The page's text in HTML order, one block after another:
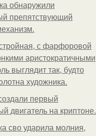
обнаружили
препятствующий
с фарфоровой
аристократичными
выглядит так, будто
художника.
первый
двигатель на криптоне.
сво ударила молния,